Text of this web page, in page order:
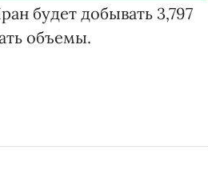
будет добывать 3,797
объемы.